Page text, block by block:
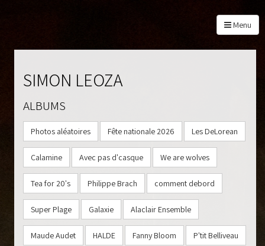
Menu
À PROPOS
PROGRAMMATION
BILLETS
PHOTOS
PARTENAIRES
CONTACT
SIMON LEOZA
ALBUMS
Photos aléatoires Fête nationale 2026 Les DeLorean
Calamine Avec pas d'casque We are wolves
Tea for 20's Philippe Brach comment debord
Super Plage Galaxie Alaclair Ensemble
Maude Audet HALDE Fanny Bloom P'tit Belliveau